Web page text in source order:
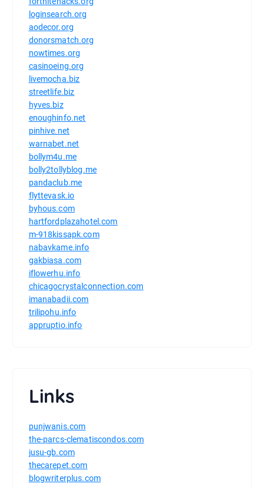
loginsearch.org
aodecor.org
donorsmatch.org
nowtimes.org
casinoeing.org
livemocha.biz
streetlife.biz
hyves.biz
enoughinfo.net
pinhive.net
warnabet.net
bollym4u.me
bolly2tollyblog.me
pandaclub.me
flyttevask.io
byhous.com
hartfordplazahotel.com
m-918kissapk.com
nabavkame.info
gakbiasa.com
iflowerhu.info
chicagocrystalconnection.com
imanabadii.com
trilipohu.info
appruptio.info
Links
punjwanis.com
the-parcs-clematiscondos.com
jusu-gb.com
thecarepet.com
blogwriterplus.com